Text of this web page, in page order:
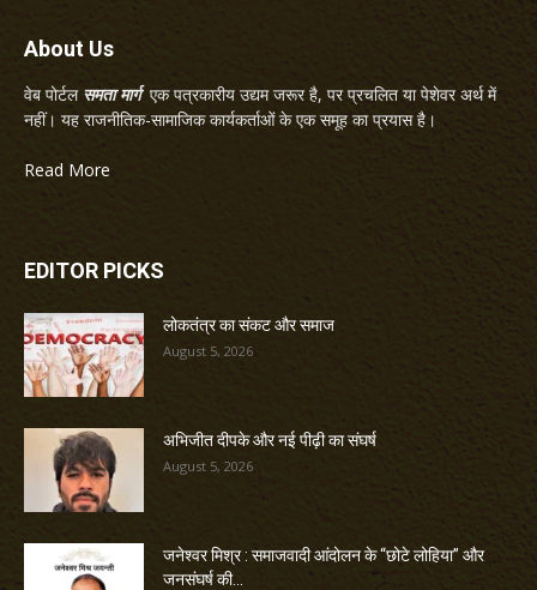
About Us
वेब पोर्टल समता मार्गएक पत्रकारीय उद्यम जरूर है, पर प्रचलित या पेशेवर अर्थ में
नहीं। यह राजनीतिक-सामाजिक कार्यकर्ताओं के एक समूह का प्रयास है।
Read More
EDITOR PICKS
लोकतंत्र का संकट और समाज
August 5, 2026
अभिजीत दीपके और नई पीढ़ी का संघर्ष
August 5, 2026
जनेश्वर मिश्र : समाजवादी आंदोलन के “छोटे लोहिया” और
जनसंघर्ष की...